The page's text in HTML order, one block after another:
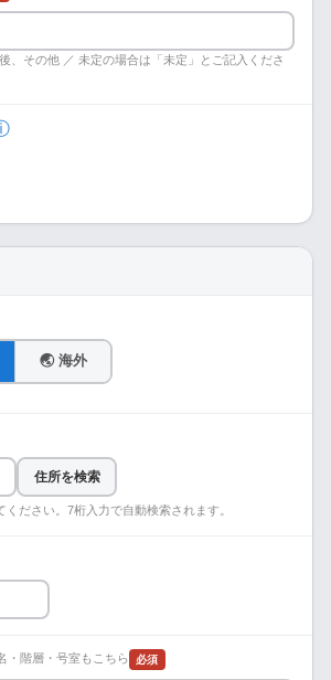
、その他 ／ 未定の場合は「未定」とご記入くださ
🌏 海外
住所を検索
ださい。7桁入力で自動検索されます。
・階層・号室もこちら 必須